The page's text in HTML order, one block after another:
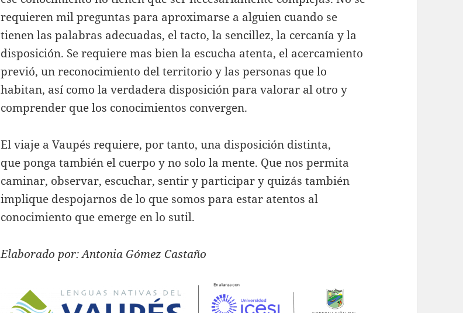
requieren mil preguntas para aproximarse a alguien cuando se
tienen las palabras adecuadas, el tacto, la sencillez, la cercanía y la
disposición. Se requiere mas bien la escucha atenta, el acercamiento
previó, un reconocimiento del territorio y las personas que lo
habitan, así como la verdadera disposición para valorar al otro y
comprender que los conocimientos convergen.
El viaje a Vaupés requiere, por tanto, una disposición distinta,
que ponga también el cuerpo y no solo la mente. Que nos permita
caminar, observar, escuchar, sentir y participar y quizás también
implique despojarnos de lo que somos para estar atentos al
conocimiento que emerge en lo sutil.
Elaborado por: Antonia Gómez Castaño